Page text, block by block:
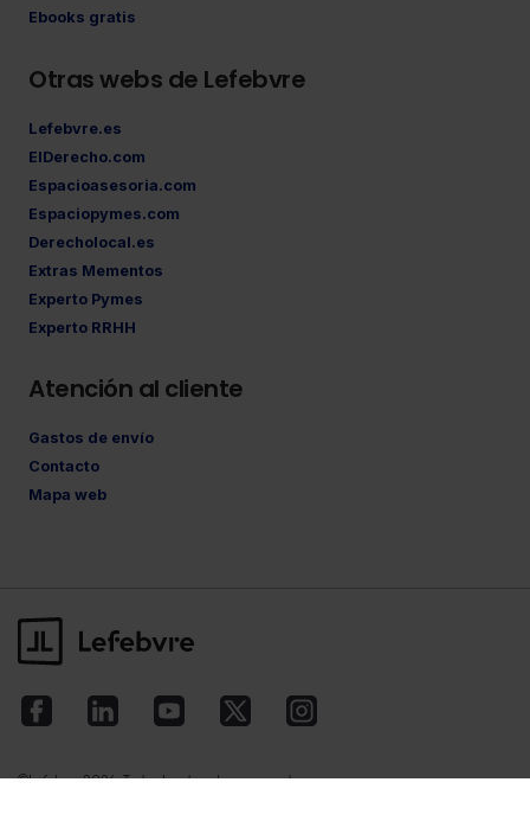
Ebooks gratis
Otras webs de Lefebvre
Lefebvre.es
ElDerecho.com
Espacioasesoria.com
Espaciopymes.com
Derecholocal.es
Extras Mementos
Experto Pymes
Experto RRHH
Atención al cliente
Gastos de envío
Contacto
Mapa web
©Lefebvre2026. Todos los derechos reservados.